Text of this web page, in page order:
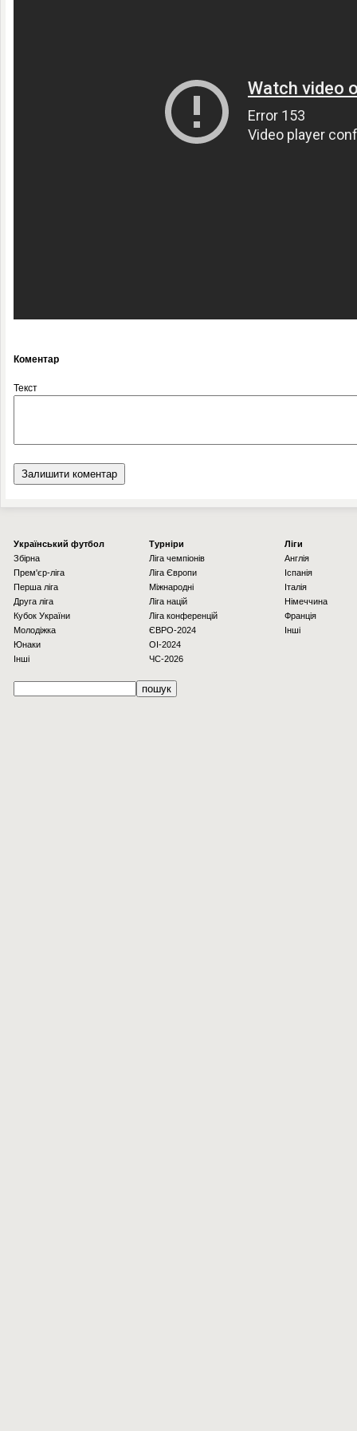
Коментар
Текст
Українcький футбол
Збірна
Прем'єр-ліга
Перша ліга
Друга ліга
Кубок України
Молодіжка
Юнаки
Інші
Турніри
Ліга чемпіонів
Ліга Європи
Міжнародні
Ліга націй
Ліга конференцій
ЄВРО-2024
OI-2024
ЧС-2026
Ліги
Англія
Іспанія
Італія
Німеччина
Франція
Інші